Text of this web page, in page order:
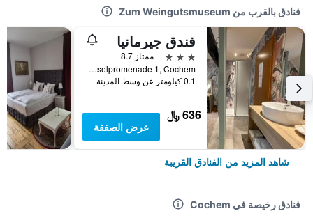
فنادق بالقرب من Zum Weingutsmuseum
فندق جيرمانيا
3 نجوم
ممتاز 8.7
Moselpromenade 1, Cochem, راينلند بالاتينات, ألمانيا
0.1 كيلومتر عن وسط المدينة
636 ﷼
عرض الصفقة
شاهد المزيد من الفنادق القريبة
فنادق رخيصة في Cochem